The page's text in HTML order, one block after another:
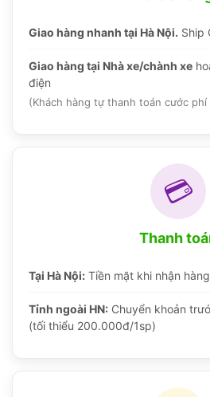
Giao hàng nhanh tại Hà Nội. Ship
Giao hàng tại Nhà xe/chành xe
điện
(Khách hàng tự thanh toán cước phí
💳
Thanh
Tại Hà Nội: Tiền mặt khi nhận
Tỉnh ngoài HN: Chuyển khoản
(tối thiểu 200.000đ/1sp)